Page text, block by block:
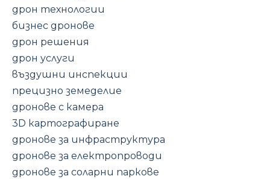
дрон технологии
бизнес дронове
дрон решения
дрон услуги
въздушни инспекции
прецизно земеделие
дронове с камера
3D картографиране
дронове за инфраструктура
дронове за електропроводи
дронове за соларни паркове